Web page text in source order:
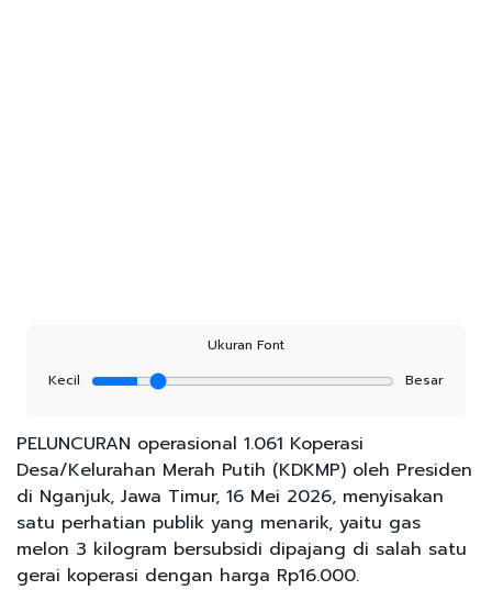
Ukuran Font
Kecil
Besar
PELUNCURAN operasional 1.061 Koperasi
Desa/Kelurahan Merah Putih (KDKMP) oleh Presiden
di Nganjuk, Jawa Timur, 16 Mei 2026, menyisakan
satu perhatian publik yang menarik, yaitu gas
melon 3 kilogram bersubsidi dipajang di salah satu
gerai koperasi dengan harga Rp16.000.